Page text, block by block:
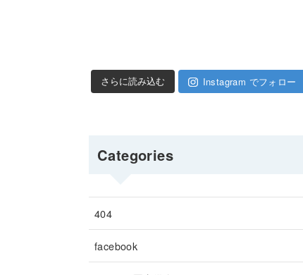
さらに読み込む Instagram でフォロー
Categories
404
facebook